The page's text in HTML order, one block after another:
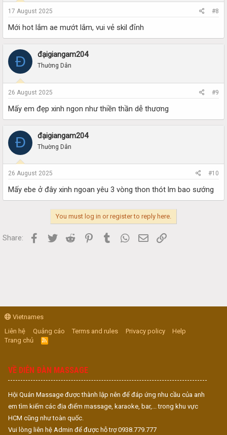
17 August 2025 #8
Mới hot lắm ae mướt lắm, vui vẻ skil đỉnh
Đ đạigiangam204
Thường Dân
26 August 2025 #9
Mấy em đẹp xinh ngon như thiền thần dễ thương
Đ đạigiangam204
Thường Dân
26 August 2025 #10
Mấy ebe ở đây xinh ngoan yêu 3 vòng thon thót lm bao sướng
You must log in or register to reply here.
Share: Facebook
Twitter Reddit PinterestTumblr WhatsApp
Email
Vietnames
Liên hệ
Quảng cáo Terms and rules Privacy policy
Help
Trang chủ
R
S
VỀ DIỄN ĐÀN MASSAGE
Hội Quán Massage được thành lập nên để đáp ứng nhu cầu của anh
em tìm kiếm các địa điểm massage, karaoke, bar,... trong khu vực
HCM cũng như toàn quốc.
Vui lòng liên hệ Admin để được hỗ trợ 0938.779.777